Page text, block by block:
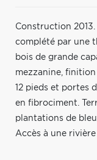
Construction
complété par une
bois de grande
mezzanine,
12 pieds et portes
en fibrociment.
plantations de
Accès à une